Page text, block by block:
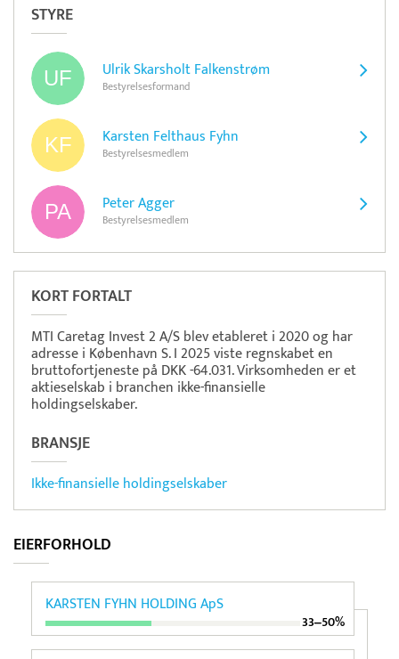
STYRE
Ulrik Skarsholt Falkenstrøm
Bestyrelsesformand
Karsten Felthaus Fyhn
Bestyrelsesmedlem
Peter Agger
Bestyrelsesmedlem
KORT FORTALT
MTI Caretag Invest 2 A/S blev etableret i 2020 og har
adresse i København S. I 2025 viste regnskabet en
bruttofortjeneste på DKK -64.031. Virksomheden er et
aktieselskab i branchen ikke-finansielle
holdingselskaber.
BRANSJE
Ikke-finansielle holdingselskaber
EIERFORHOLD
KARSTEN FYHN HOLDING ApS
33‒50%